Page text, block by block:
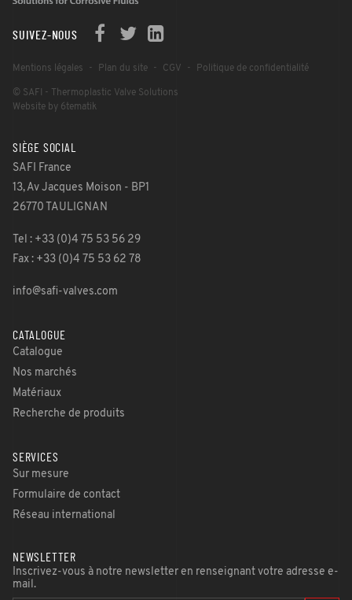
SUIVEZ-NOUS
Mentions légales Plan du site CGV Politique de confidentialité
© SAFI - Thermoplastic Valve Solutions
Website by 6tematik
SIÈGE SOCIAL
SAFI France
13, Av Jacques Moison - BP1
26770 TAULIGNAN
Tel : +33 (0)4 75 53 56 29
Fax : +33 (0)4 75 53 62 78
info@safi-valves.com
CATALOGUE
Catalogue
Nos marchés
Matériaux
Recherche de produits
SERVICES
Sur mesure
Formulaire de contact
Réseau international
NEWSLETTER
Inscrivez-vous à notre newsletter en renseignant votre adresse e-
mail.